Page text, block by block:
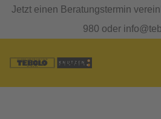
Jetzt einen Beratungstermin
980 oder